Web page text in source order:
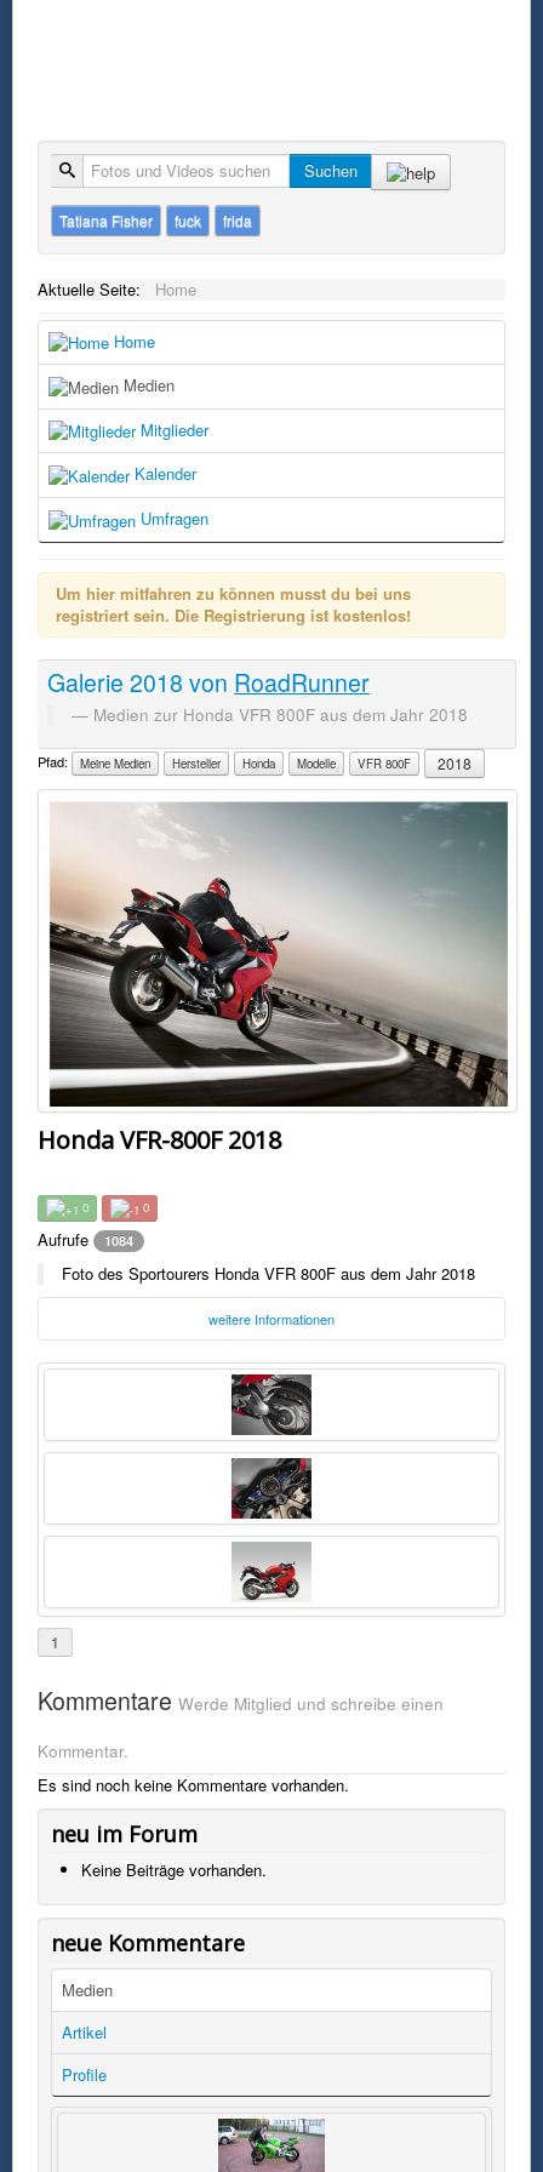
Suche Suchen
Tatiana Fisher fuck frida
Aktuelle Seite: Home
Home
Medien
Mitglieder
Kalender
Umfragen
Um hier mitfahren zu können musst du bei uns
registriert sein. Die Registrierung ist kostenlos!
Galerie 2018 von RoadRunner
Medien zur Honda VFR 800F aus dem Jahr 2018
Pfad: Meine Medien Hersteller Honda Modelle VFR 800F 2018
Honda VFR-800F 2018
0 0
Aufrufe 1084
Foto des Sportourers Honda VFR 800F aus dem Jahr 2018
weitere Informationen
Foto:Honda
Freitag, 18. Januar 2019 22:47 Uhr
Foto des Sportourers Honda VFR 800F aus dem Jahr 2018
1
Kommentare Werde Mitglied und schreibe einen
Kommentar.
Es sind noch keine Kommentare vorhanden.
neu im Forum
Keine Beiträge vorhanden.
neue Kommentare
Medien
Artikel
Profile